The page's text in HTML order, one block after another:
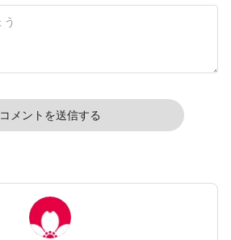
コメントを送信する